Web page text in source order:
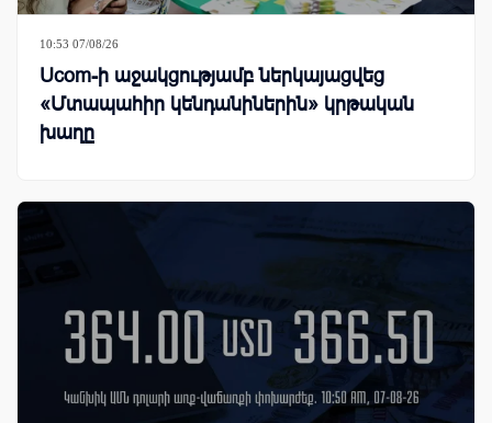
10:53 07/08/26
Ucom-ի աջակցությամբ ներկայացվեց
«Մտապահիր կենդանիներին» կրթական
խաղը